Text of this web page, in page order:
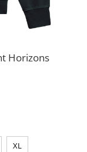
Horizons
XL